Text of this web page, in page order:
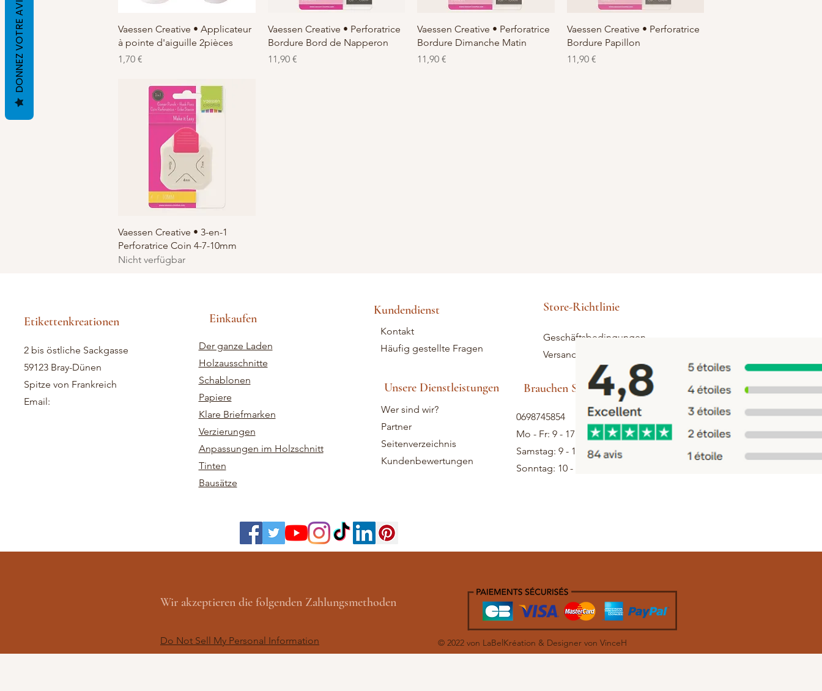
Schnellansicht
Vaessen Creative • Applicateur
à pointe d'aiguille 2pièces
Preis
1,70 €
Schnellansicht
Vaessen Creative • Perforatrice
Bordure Bord de Napperon
Preis
11,90 €
Schnellansicht
Vaessen Creative • Perforatrice
Bordure Dimanche Matin
Preis
11,90 €
Schnellansicht
Vaessen Creative • Perforatrice
Bordure Papillon
Preis
11,90 €
Schnellansicht
Vaessen Creative • 3-en-1
Perforatrice Coin 4-7-10mm
Nicht verfügbar
Etikettenkreationen
2 bis östliche Sackgasse
59123 Bray-Dünen
Spitze von Frankreich
Email:
Einkaufen
Der ganze Laden
Holzausschnitte
Schablonen
Papiere
Klare Briefmarken
Verzierungen
Anpassungen im Holzschnitt
Tinten
Bausätze
Store-Richtlinie
Geschäftsbedingungen
Versand und Rücksendungen
Brauchen Sie Hilfe
0698745854
Mo - Fr: 9 - 17 Uhr
Samstag: 9 - 13 Uhr
Sonntag: 10 - 12 Uhr
Wir akzeptieren die folgenden Zahlungsmethoden
Do Not Sell My Personal Information © 2022 von LaBelKréation & Designer von VinceH
Wer sind wir?
Partner
Seitenverzeichnis
Kundenbewertungen
Unsere Dienstleistungen
Kontakt
Häufig gestellte Fragen
Kundendienst
DONNEZ VOTRE AVIS